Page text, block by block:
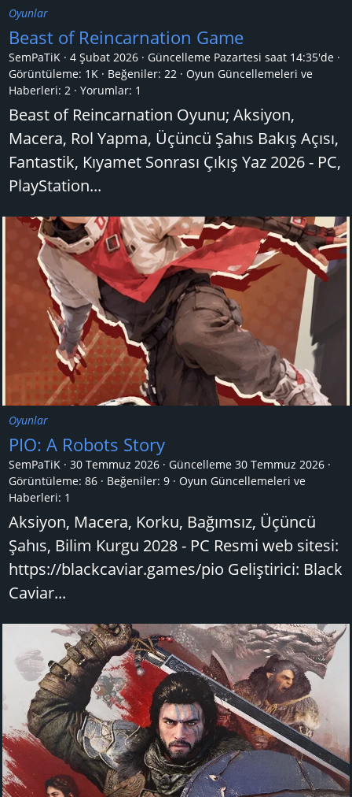
Oyunlar
Beast of Reincarnation Game
SemPaTiK 4 Şubat 2026 Güncelleme Pazartesi saat 14:35'de
Görüntüleme: 1K
Beğeniler: 22
Oyun Güncellemeleri ve
Haberleri: 2 Yorumlar: 1
Beast of Reincarnation Oyunu; Aksiyon,
Macera, Rol Yapma, Üçüncü Şahıs Bakış Açısı,
Fantastik, Kıyamet Sonrası Çıkış Yaz 2026 - PC,
PlayStation...
Oyunlar
PIO: A Robots Story
SemPaTiK 30 Temmuz 2026 Güncelleme 30 Temmuz 2026
Görüntüleme: 86
Beğeniler: 9
Oyun Güncellemeleri ve
Haberleri: 1
Aksiyon, Macera, Korku, Bağımsız, Üçüncü
Şahıs, Bilim Kurgu 2028 - PC Resmi web sitesi:
https://blackcaviar.games/pio Geliştirici: Black
Caviar...